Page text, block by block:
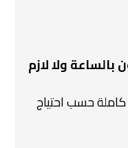
ولا لازم
كاملة حسب احتياج